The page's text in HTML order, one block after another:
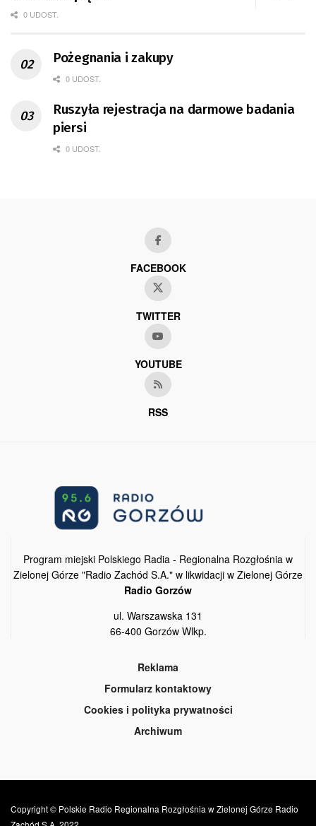
0 UDOST.
Pożegnania i zakupy
0 UDOST.
Ruszyła rejestracja na darmowe badania
piersi
0 UDOST.
FACEBOOK
TWITTER
YOUTUBE
RSS
Program miejski Polskiego Radia - Regionalna Rozgłośnia w
Zielonej Górze "Radio Zachód S.A." w likwidacji w Zielonej Górze
Radio Gorzów
ul. Warszawska 131
66-400 Gorzów Wlkp.
Reklama
Formularz kontaktowy
Cookies i polityka prywatności
Archiwum
Copyright © Polskie Radio Regionalna Rozgłośnia w Zielonej Górze Radio